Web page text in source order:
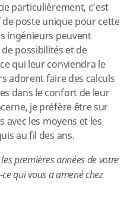
particulièrement, c’est
de poste unique pour cette
ingénieurs peuvent
possibilités et de
qui leur conviendra le
adorent faire des calculs
dans le confort de leur
je préfère être sur
les moyens et les
au fil des ans.
premières années de votre
qui vous a amené chez